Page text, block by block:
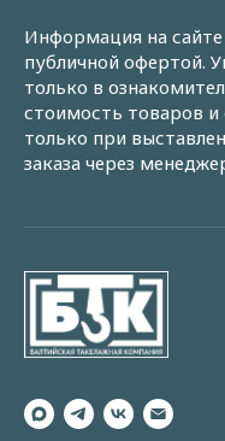
Информация на
публичной офертой.
только в
стоимость товаров и
только при
заказа через